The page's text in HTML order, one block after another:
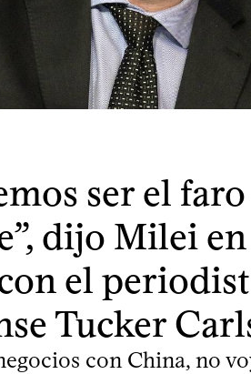
ser el
dijo Milei
el
Tucker
con China, no